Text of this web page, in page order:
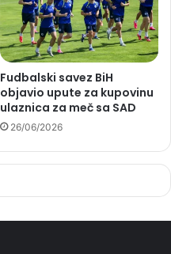
Fudbalski savez BiH
objavio upute za kupovinu
ulaznica za meč sa SAD
26/06/2026